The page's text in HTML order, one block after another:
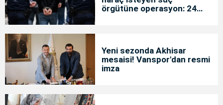
örgütüne operasyon: 24
Yeni sezonda Akhisar
mesaisi! Vanspor'dan resmi
imza